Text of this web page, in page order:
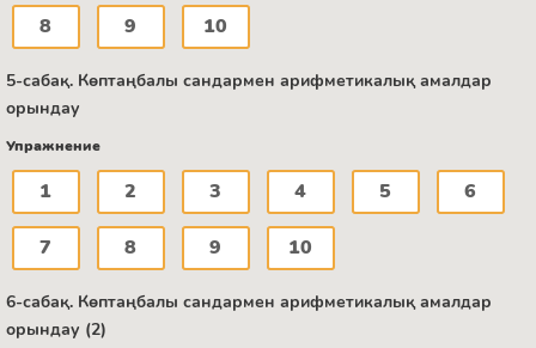
8 9 10
5-сабақ. Көптаңбалы сандармен арифметикалық амалдар
орындау
Упражнение
1 2 3 4 5 6
7 8 9 10
6-сабақ. Көптаңбалы сандармен арифметикалық амалдар
орындау (2)